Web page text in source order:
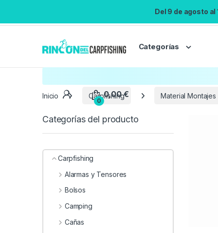
Del 9 de agosto
Categorías
Inicio Carpfishing Material Montajes
Categorías del producto
Carpfishing
Alarmas y Tensores
Bolsos
Camping
Cañas